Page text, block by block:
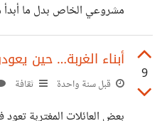
مشروعي الخاص بدل ما
أجلس بلا عمل، فكرت إن
لنفسي: "لو معايا رأس مال
حاجة ليا." لكن مع التفكير
9
أبناء الغربة… حين
قبل سنة واحدة ثقافة